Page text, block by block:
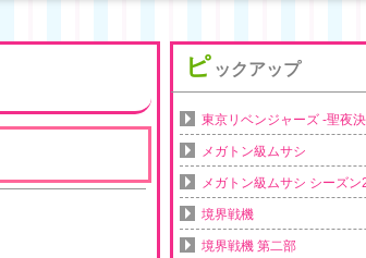
ピ ックアップ
東京リベンジャーズ -聖夜
メガトン級ムサシ
メガトン級ムサシ シーズン
境界戦機
境界戦機 第二部